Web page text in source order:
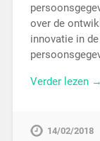
over de
innovatie in
Verder lezen →
14/02/2018